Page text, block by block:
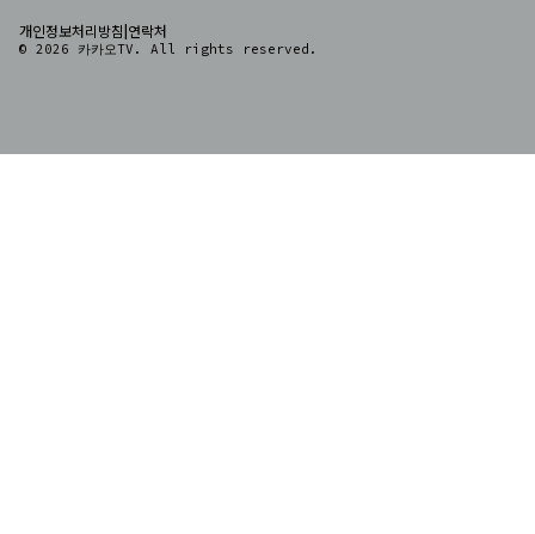
개인정보처리방침 연락처
© 2026 카카오TV. All rights reserved.